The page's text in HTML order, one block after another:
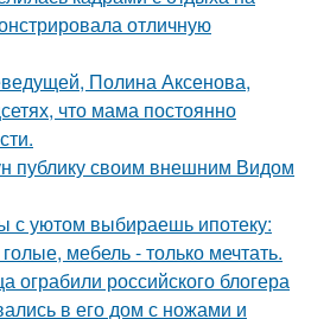
отличную
Полина Аксенова,
что мама постоянно
публику своим внешним Видом
с уютом выбираешь ипотеку:
мебель - только мечтать.
ограбили российского блогера
в его дом с ножами и